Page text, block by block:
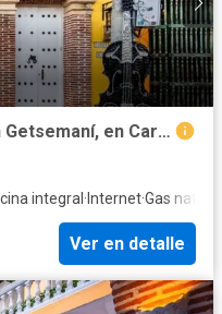
Se arrienda increíble casa en Getsemaní, en Cartagena de Indias
integral · Internet·Gas natural
Ver en detalle